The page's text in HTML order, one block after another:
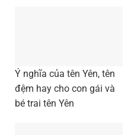
Ý nghĩa của tên Yên, tên
đệm hay cho con gái và
bé trai tên Yên